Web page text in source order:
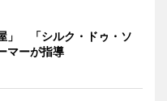
」 「シルク・ドゥ・ソ
マーが指導